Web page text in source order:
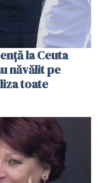
la Ceuta
năvălit pe
toate